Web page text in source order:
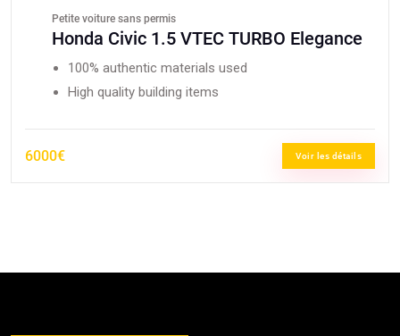
Petite voiture sans permis
Honda Civic 1.5 VTEC TURBO Elegance
100% authentic materials used
High quality building items
6000€ Voir les détails